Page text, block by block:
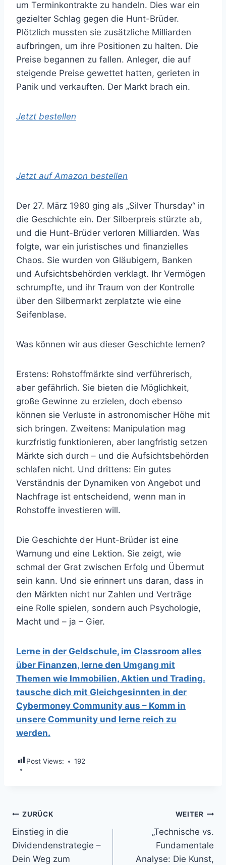
um Terminkontrakte zu handeln. Dies war ein
gezielter Schlag gegen die Hunt-Brüder.
Plötzlich mussten sie zusätzliche Milliarden
aufbringen, um ihre Positionen zu halten. Die
Preise begannen zu fallen. Anleger, die auf
steigende Preise gewettet hatten, gerieten in
Panik und verkauften. Der Markt brach ein.
Jetzt bestellen
Jetzt auf Amazon bestellen
Der 27. März 1980 ging als „Silver Thursday“ in
die Geschichte ein. Der Silberpreis stürzte ab,
und die Hunt-Brüder verloren Milliarden. Was
folgte, war ein juristisches und finanzielles
Chaos. Sie wurden von Gläubigern, Banken
und Aufsichtsbehörden verklagt. Ihr Vermögen
schrumpfte, und ihr Traum von der Kontrolle
über den Silbermarkt zerplatzte wie eine
Seifenblase.
Was können wir aus dieser Geschichte lernen?
Erstens: Rohstoffmärkte sind verführerisch,
aber gefährlich. Sie bieten die Möglichkeit,
große Gewinne zu erzielen, doch ebenso
können sie Verluste in astronomischer Höhe mit
sich bringen. Zweitens: Manipulation mag
kurzfristig funktionieren, aber langfristig setzen
Märkte sich durch – und die Aufsichtsbehörden
schlafen nicht. Und drittens: Ein gutes
Verständnis der Dynamiken von Angebot und
Nachfrage ist entscheidend, wenn man in
Rohstoffe investieren will.
Die Geschichte der Hunt-Brüder ist eine
Warnung und eine Lektion. Sie zeigt, wie
schmal der Grat zwischen Erfolg und Übermut
sein kann. Und sie erinnert uns daran, dass in
den Märkten nicht nur Zahlen und Verträge
eine Rolle spielen, sondern auch Psychologie,
Macht und – ja – Gier.
Lerne in der Geldschule, im Classroom alles
über Finanzen, lerne den Umgang mit
Themen wie Immobilien, Aktien und Trading.
tausche dich mit Gleichgesinnten in der
Cybermoney Community aus – Komm in
unsere Community und lerne reich zu
werden.
Post Views: 192
Beitragsnavigation
ZURÜCK
Einstieg in die
Dividendenstrategie –
Dein Weg zum
WEITER
„Technische vs.
Fundamentale
Analyse: Die Kunst,